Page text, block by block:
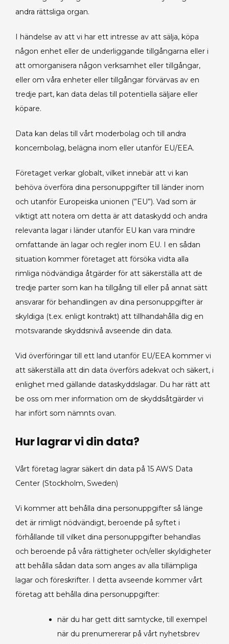
andra rättsliga organ.
I händelse av att vi har ett intresse av att sälja, köpa
någon enhet eller de underliggande tillgångarna eller i
att omorganisera någon verksamhet eller tillgångar,
eller om våra enheter eller tillgångar förvärvas av en
tredje part, kan data delas till potentiella säljare eller
köpare.
Data kan delas till vårt moderbolag och till andra
koncernbolag, belägna inom eller utanför EU/EEA.
Företaget verkar globalt, vilket innebär att vi kan
behöva överföra dina personuppgifter till länder inom
och utanför Europeiska unionen (”EU”). Vad som är
viktigt att notera om detta är att dataskydd och andra
relevanta lagar i länder utanför EU kan vara mindre
omfattande än lagar och regler inom EU. I en sådan
situation kommer företaget att försöka vidta alla
rimliga nödvändiga åtgärder för att säkerställa att de
tredje parter som kan ha tillgång till eller på annat sätt
ansvarar för behandlingen av dina personuppgifter är
skyldiga (t.ex. enligt kontrakt) att tillhandahålla dig en
motsvarande skyddsnivå avseende din data.
Vid överföringar till ett land utanför EU/EEA kommer vi
att säkerställa att din data överförs adekvat och säkert, i
enlighet med gällande dataskyddslagar. Du har rätt att
be oss om mer information om de skyddsåtgärder vi
har infört som nämnts ovan.
Hur lagrar vi din data?
Vårt företag lagrar säkert din data på 15 AWS Data
Center (Stockholm, Sweden)
Vi kommer att behålla dina personuppgifter så länge
det är rimligt nödvändigt, beroende på syftet i
förhållande till vilket dina personuppgifter behandlas
och beroende på våra rättigheter och/eller skyldigheter
att behålla sådan data som anges av alla tillämpliga
lagar och föreskrifter. I detta avseende kommer vårt
företag att behålla dina personuppgifter:
när du har gett ditt samtycke, till exempel
när du prenumererar på vårt nyhetsbrev